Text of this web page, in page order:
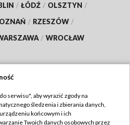
/ ŁÓDŹ / OLSZTYN /
/ RZESZÓW /
/ WROCŁAW
TVP
serwisu", aby wyrazić zgody na
śledzenia i zbierania danych,
końcowym i ich
Twoich danych osobowych przez